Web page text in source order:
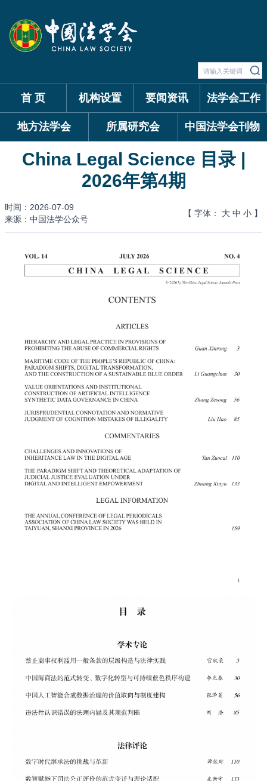
首 页 机构设置 要闻资讯 法学会工作
地方法学会 所属研究会 中国法学会刊物
China Legal Science 目录 |
2026年第4期
时间：2026-07-09
来源：中国法学公众号
【 字体： 大 中 小 】